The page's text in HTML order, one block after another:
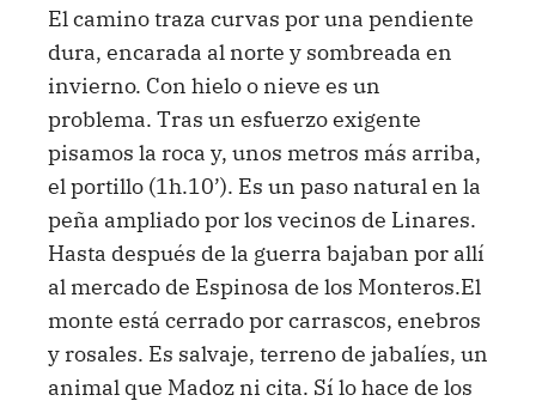
El camino traza curvas por una pendiente
dura, encarada al norte y sombreada en
invierno. Con hielo o nieve es un
problema. Tras un esfuerzo exigente
pisamos la roca y, unos metros más arriba,
el portillo (1h.10’). Es un paso natural en la
peña ampliado por los vecinos de Linares.
Hasta después de la guerra bajaban por allí
al mercado de Espinosa de los Monteros.El
monte está cerrado por carrascos, enebros
y rosales. Es salvaje, terreno de jabalíes, un
animal que Madoz ni cita. Sí lo hace de los